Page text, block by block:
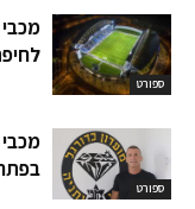
ספורט
ספורט